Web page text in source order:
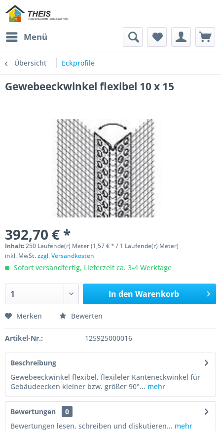
Menü
Übersicht Eckprofile
Gewebeeckwinkel flexibel 10 x 15
392,70 € *
Inhalt:250 Laufende(r) Meter (1,57 € * / 1 Laufende(r) Meter)
inkl. MwSt.zzgl. Versandkosten
Sofort versandfertig, Lieferzeit ca. 3-4 Werktage
In den Warenkorb
Merken Bewerten
Artikel-Nr.: 125925000016
Beschreibung
Gewebeeckwinkel flexibel, flexileler Kanteneckwinkel für
Gebäudeecken kleiner bzw. größer 90°... mehr
Bewertungen
0
Bewertungen lesen, schreiben und diskutieren... mehr